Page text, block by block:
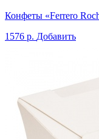
Конфеты «Ferrero
1576 р. Добавить